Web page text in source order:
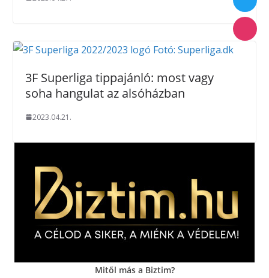
3F Superliga tippajánló: most vagy
soha hangulat az alsóházban
2023.04.21.
Mitől más a Biztim?